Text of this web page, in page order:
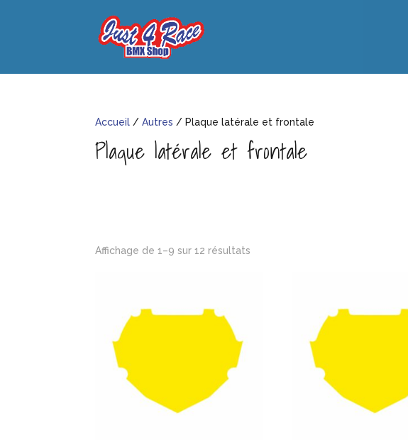
Accueil /Autres / Plaque latérale et frontale
Plaque latérale et frontale
Affichage de 1–9 sur 12 résultats